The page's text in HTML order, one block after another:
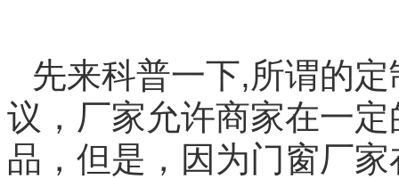
先来科普一下,所谓的
议，厂家允许商家在一
品，但是，因为门窗厂